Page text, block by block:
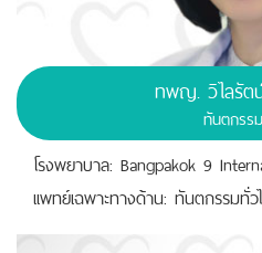
ทพญ. วิไลรัต
ทันตกรร
โรงพยาบาล: Bangpakok 9
เเพทย์เฉพาะทางด้าน: ทันตกรรมทั่ว